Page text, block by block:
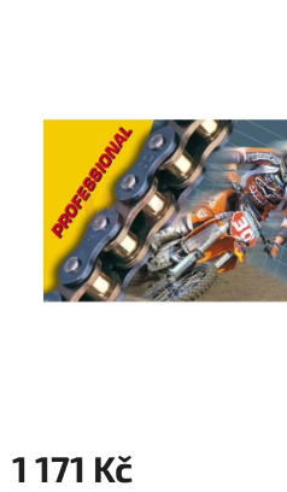
1 171 Kč